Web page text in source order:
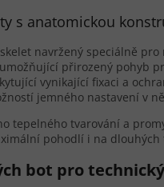
s anatomickou
navržený speciálně
přirozený pohyb
vynikající fixaci a
jemného nastavení v
tepelného tvarování a
pohodlí i na
bot pro